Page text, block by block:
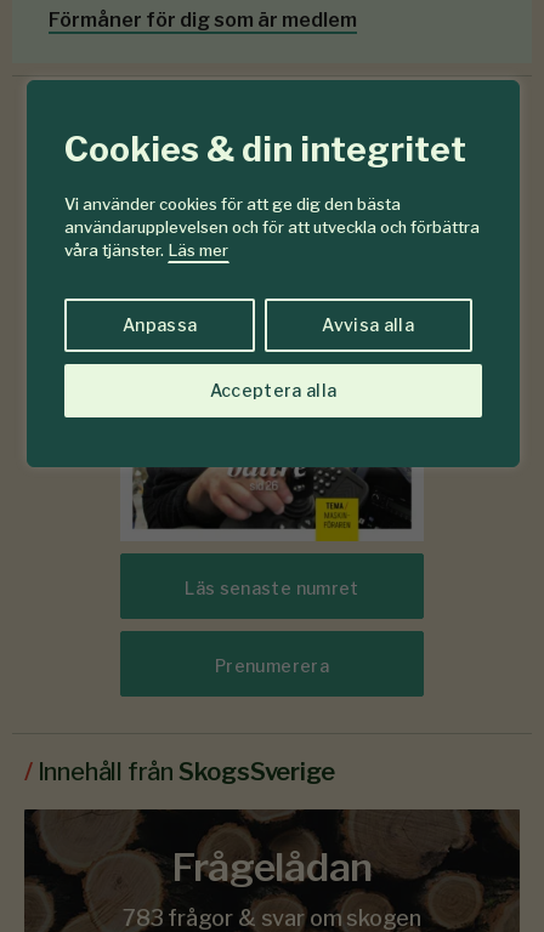
Cookies & din integritet
Vi använder cookies för att ge dig den bästa
användarupplevelsen och för att utveckla och förbättra
våra tjänster. Läs mer
Anpassa Avvisa alla
Acceptera alla
Förmåner för dig som är medlem
6-7
2026
Läs senaste numret
Prenumerera
/ Innehåll från SkogsSverige
Frågelådan
783 frågor & svar om skogen